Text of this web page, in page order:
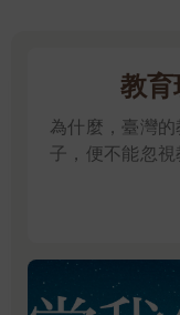
教育
為什麼，臺灣
子，便不能忽視